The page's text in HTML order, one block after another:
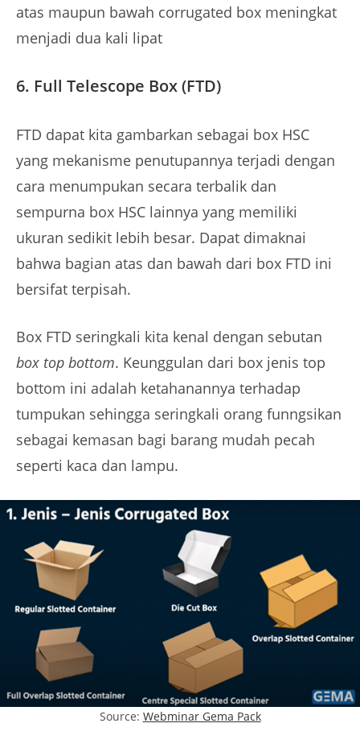
atas maupun bawah corrugated box meningkat
menjadi dua kali lipat
6. Full Telescope Box (FTD)
FTD dapat kita gambarkan sebagai box HSC
yang mekanisme penutupannya terjadi dengan
cara menumpukan secara terbalik dan
sempurna box HSC lainnya yang memiliki
ukuran sedikit lebih besar. Dapat dimaknai
bahwa bagian atas dan bawah dari box FTD ini
bersifat terpisah.
Box FTD seringkali kita kenal dengan sebutan
box top bottom. Keunggulan dari box jenis top
bottom ini adalah ketahanannya terhadap
tumpukan sehingga seringkali orang funngsikan
sebagai kemasan bagi barang mudah pecah
seperti kaca dan lampu.
Source: Webminar Gema Pack